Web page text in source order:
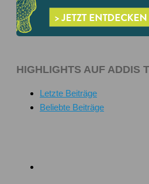
HIGHLIGHTS AUF ADDIS
Letzte Beiträge
Beliebte Beiträge